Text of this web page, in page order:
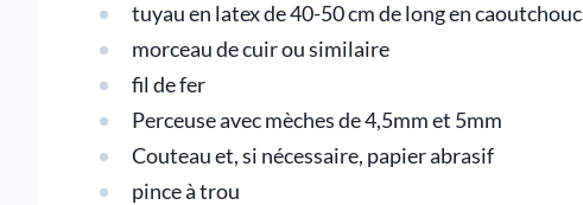
tuyau en latex de 40-50 cm de long en caoutchouc
morceau de cuir ou similaire
fil de fer
Perceuse avec mèches de 4,5mm et 5mm
Couteau et, si nécessaire, papier abrasif
pince à trou